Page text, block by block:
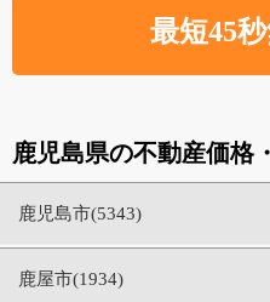
鹿児島県の不動産価格
鹿児島市(5343)
鹿屋市(1934)